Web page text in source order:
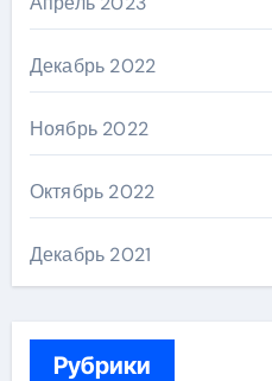
Декабрь 2022
Ноябрь 2022
Октябрь 2022
Декабрь 2021
Рубрики